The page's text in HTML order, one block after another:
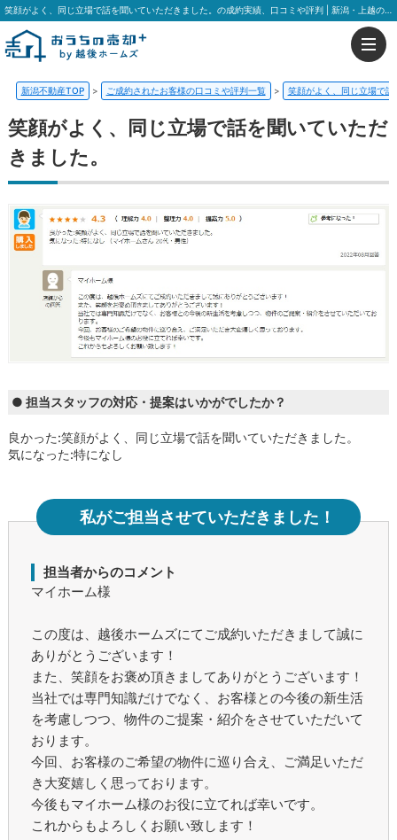
笑顔がよく、同じ立場で話を聞いていただきました。の成約実績、口コミや評判 | 新潟・上越の不動産はおうちの売却プラス 越後ホームズ
新潟不動産TOP > ご成約されたお客様の口コミや評判一覧 > 笑顔がよく、同じ立場で
笑顔がよく、同じ立場で話を聞いていただ
きました。
● 担当スタッフの対応・提案はいかがでしたか？
良かった:笑顔がよく、同じ立場で話を聞いていただきました。
気になった:特になし
私がご担当させていただきました！
担当者からのコメント
マイホーム様
この度は、越後ホームズにてご成約いただきまして誠に
ありがとうございます！
また、笑顔をお褒め頂きましてありがとうございます！
当社では専門知識だけでなく、お客様との今後の新生活
を考慮しつつ、物件のご提案・紹介をさせていただいて
おります。
今回、お客様のご希望の物件に巡り合え、ご満足いただ
き大変嬉しく思っております。
今後もマイホーム様のお役に立てれば幸いです。
これからもよろしくお願い致します！